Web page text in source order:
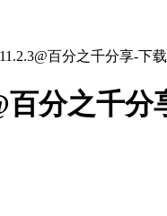
百分之千分享-下载
百分之千分